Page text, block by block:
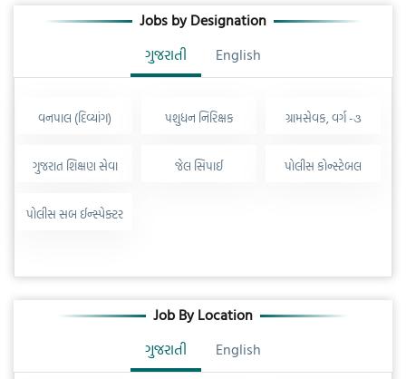
Jobs by Designation
ગુજરાતી
English
વનપાલ (દિવ્યાંગ) પશુધન નિરિક્ષક ગ્રામસેવક, વર્ગ -૩
ગુજરાત શિક્ષણ સેવા જેલ સિપાઈ પોલીસ કોન્સ્ટેબલ
પોલીસ સબ ઈન્સ્પેક્ટર
Job By Location
ગુજરાતી
English